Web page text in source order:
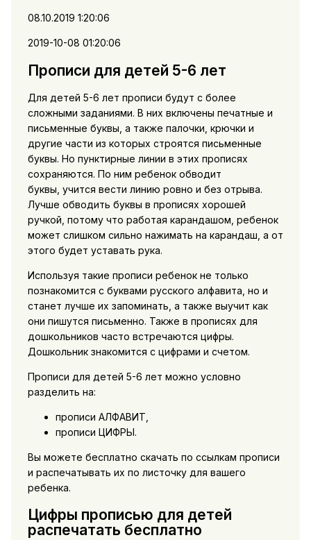
08.10.2019 1:20:06
2019-10-08 01:20:06
Прописи для детей 5-6 лет
Для детей 5-6 лет прописи будут с более
сложными заданиями. В них включены печатные и
письменные буквы, а также палочки, крючки и
другие части из которых строятся письменные
буквы. Но пунктирные линии в этих прописях
сохраняются. По ним ребенок обводит
буквы, учится вести линию ровно и без отрыва.
Лучше обводить буквы в прописях хорошей
ручкой, потому что работая карандашом, ребенок
может слишком сильно нажимать на карандаш, а от
этого будет уставать рука.
Используя такие прописи ребенок не только
познакомится с буквами русского алфавита, но и
станет лучше их запоминать, а также выучит как
они пишутся письменно. Также в прописях для
дошкольников часто встречаются цифры.
Дошкольник знакомится с цифрами и счетом.
Прописи для детей 5-6 лет можно условно
разделить на:
прописи АЛФАВИТ,
прописи ЦИФРЫ.
Вы можете бесплатно скачать по ссылкам прописи
и распечатывать их по листочку для вашего
ребенка.
Цифры прописью для детей
распечатать бесплатно